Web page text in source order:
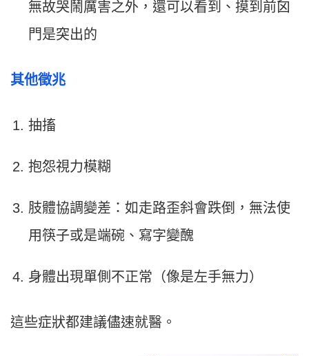
無故哭鬧厲害之外，還可以看到、摸到前囟
門是突出的
其他徵兆
抽搐
抱怨視力模糊
肢體協調變差：如走路歪斜會跌倒，無法使
用筷子或是端碗、寫字變醜
身體出現單側不正常（像是左手無力）
這些症狀都建議儘速就醫。